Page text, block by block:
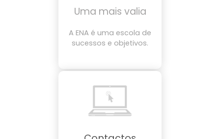
Uma mais valia
A ENA é uma escola de
sucessos e objetivos.